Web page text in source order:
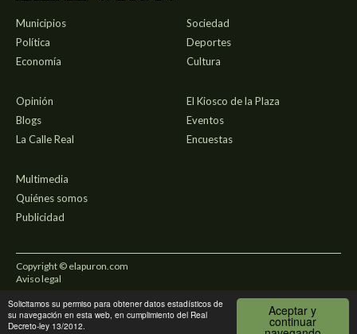
Aceptar y
continuar
Solicitamos su permiso para obtener datos estadísticos de
su navegación en esta web, en cumplimiento del Real
Decreto-ley 13/2012.
Municipios
Política
Economía
Sociedad
Deportes
Cultura
Opinión
Blogs
La Calle Real
El Kiosco de la Plaza
Eventos
Encuestas
Multimedia
Quiénes somos
Publicidad
Copyright © elapuron.com
Aviso legal
Política de privacidad